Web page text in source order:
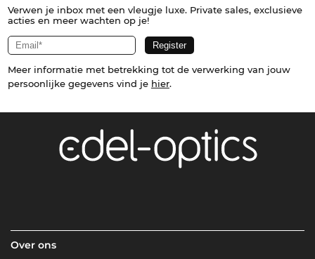
Verwen je inbox met een vleugje luxe. Private sales, exclusieve
acties en meer wachten op je!
Meer informatie met betrekking tot de verwerking van jouw
persoonlijke gegevens vind je hier.
Over ons